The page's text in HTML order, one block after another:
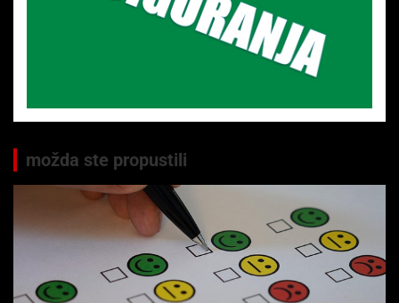
možda ste propustili